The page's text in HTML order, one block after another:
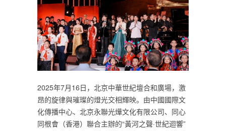
​2025年7月16日，北京中華世紀壇合和廣場，激
昂的旋律與璀璨的燈光交相輝映。由中國國際文
化傳播中心、北京永聯光燁文化有限公司、同心
同根會（香港）聯合主辦的“黃河之聲·世紀迴響”